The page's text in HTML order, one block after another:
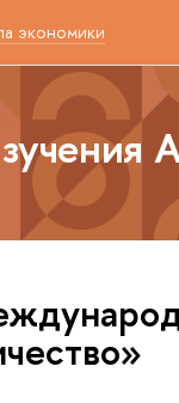
экономики